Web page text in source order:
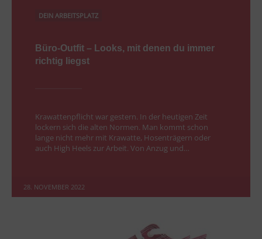
DEIN ARBEITSPLATZ
Büro-Outfit – Looks, mit denen du immer
richtig liegst
Krawattenpflicht war gestern. In der heutigen Zeit
lockern sich die alten Normen. Man kommt schon
lange nicht mehr mit Krawatte, Hosenträgern oder
auch High Heels zur Arbeit. Von Anzug und…
28. NOVEMBER 2022